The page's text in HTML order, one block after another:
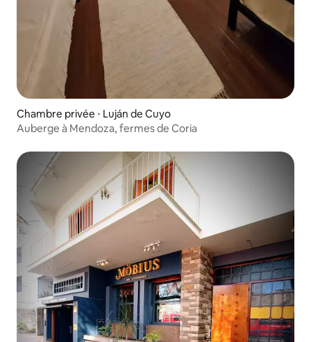
Chambre privée ⋅ Luján de Cuyo
Auberge à Mendoza, fermes de Coria